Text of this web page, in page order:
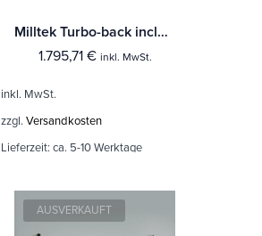
Milltek Turbo-back including Hi-Flow Sports Cat Renault Mégane Renaultsport 250 und 265 (including Cup)
1.795,71 € inkl. MwSt.
inkl. MwSt.
zzgl. Versandkosten
Lieferzeit: ca. 5-10 Werktage
AUSVERKAUFT